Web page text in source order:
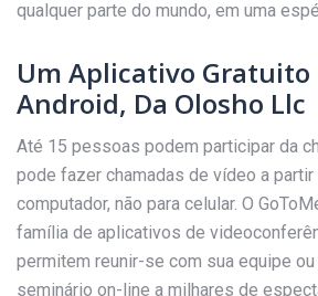
qualquer parte do mundo, em uma
Um Aplicativo Gratuito
Android, Da Olosho Llc
Até 15 pessoas podem participar da
pode fazer chamadas de vídeo a
computador, não para celular. O
família de aplicativos de
permitem reunir-se com sua equipe
seminário on-line a milhares de